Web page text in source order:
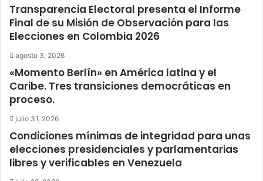
Transparencia Electoral presenta el Informe
Final de su Misión de Observación para las
Elecciones en Colombia 2026
agosto 3, 2026
«Momento Berlín» en América latina y el
Caribe. Tres transiciones democráticas en
proceso.
julio 31, 2026
Condiciones mínimas de integridad para unas
elecciones presidenciales y parlamentarias
libres y verificables en Venezuela